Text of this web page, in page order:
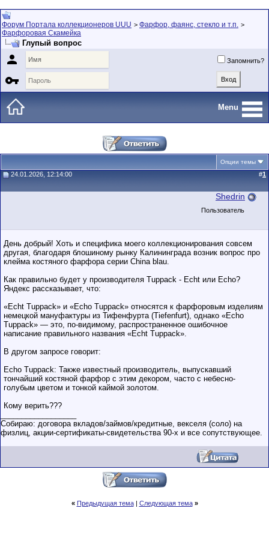
Форум Портала коллекционеров UUU > Фарфор, фаянс, стекло и т.п. >
Фарфоровая Скамейка
Глупый вопрос
 Запомнить?

Menu
Опции темы
24.01.2026, 12:14:00 #1
Shedrin
Пользователь
День добрый! Хоть и специфика моего коллекционирования совсем
другая, благодаря блошиному рынку Калининграда возник вопрос про
клейма костяного фарфора серии China blau.
Как правильно будет у производителя Tuppack - Echt или Echo?
Яндекс рассказывает, что:
«Echt Tuppack» и «Echo Tuppack» относятся к фарфоровым изделиям
немецкой мануфактуры из Тифенфурта (Tiefenfurt), однако «Echo
Tuppack» — это, по-видимому, распространенное ошибочное
написание правильного названия «Echt Tuppack».
В другом запросе говорит:
Echo Tuppack: Также известный производитель, выпускавший
тончайший костяной фарфор с этим декором, часто с небесно-
голубым цветом и тонкой каймой золотом.
Кому верить???
Собираю: договора вкладов/займов/кредитные, векселя (соло) на
физлиц, акции-сертификаты-свидетельства 90-х и все сопутствующее.
« Предыдущая тема| Следующая тема »